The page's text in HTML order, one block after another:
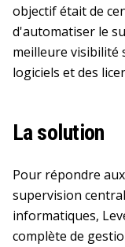
objectif était de
d'automatiser le
meilleure visibilité
logiciels et des
La solution
Pour répondre
supervision
informatiques,
complète de